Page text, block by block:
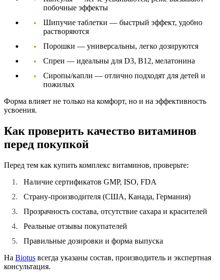
побочные эффекты
Шипучие таблетки — быстрый эффект, удобно
растворяются
Порошки — универсальны, легко дозируются
Спреи — идеальны для D3, B12, мелатонина
Сиропы/капли — отлично подходят для детей и
пожилых
Форма влияет не только на комфорт, но и на эффективность
усвоения.
Как проверить качество витаминов
перед покупкой
Перед тем как купить комплекс витаминов, проверьте:
Наличие сертификатов GMP, ISO, FDA
Страну-производителя (США, Канада, Германия)
Прозрачность состава, отсутствие сахара и красителей
Реальные отзывы покупателей
Правильные дозировки и форма выпуска
На Biotus всегда указаны состав, производитель и экспертная
консультация.